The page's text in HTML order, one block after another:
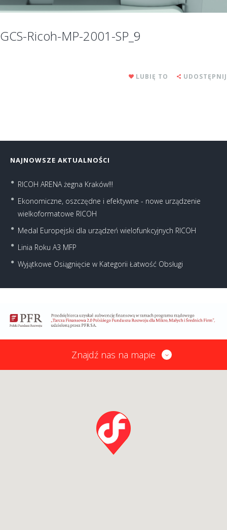
GCS-Ricoh-MP-2001-SP_9
LUBIĘ TO UDOSTĘPNIJ
NAJNOWSZE AKTUALNOŚCI
RICOH ARENA żegna Kraków!!!
Ekonomiczne, oszczędne i efektywne - nowe urządzenie
wielkoformatowe RICOH
Medal Europejski dla urządzeń wielofunkcyjnych RICOH
Linia Roku A3 MFP
Wyjątkowe Osiągnięcie w Kategorii Łatwość Obsługi
Znajdź nas na mapie